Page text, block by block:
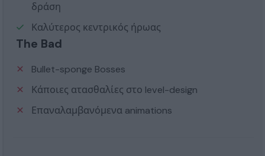
δράση
Καλύτερος κεντρικός ήρωας
The Bad
Bullet-sponge Bosses
Κάποιες ατασθαλίες στο level-design
Επαναλαμβανόμενα animations